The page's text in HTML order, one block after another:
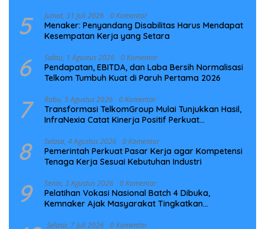
5 Jumat, 31 Juli 2026 0 Komentar
Menaker: Penyandang Disabilitas Harus Mendapat
Kesempatan Kerja yang Setara
6 Sabtu, 1 Agustus 2026 0 Komentar
Pendapatan, EBITDA, dan Laba Bersih Normalisasi
Telkom Tumbuh Kuat di Paruh Pertama 2026
7 Rabu, 5 Agustus 2026 0 Komentar
Transformasi TelkomGroup Mulai Tunjukkan Hasil,
InfraNexia Catat Kinerja Positif Perkuat
8 Selasa, 4 Agustus 2026 0 Komentar
Pemerintah Perkuat Pasar Kerja agar Kompetensi
Tenaga Kerja Sesuai Kebutuhan Industri
9 Senin, 3 Agustus 2026 0 Komentar
Pelatihan Vokasi Nasional Batch 4 Dibuka,
Kemnaker Ajak Masyarakat Tingkatkan
Selasa, 7 Juli 2026 0 Komentar